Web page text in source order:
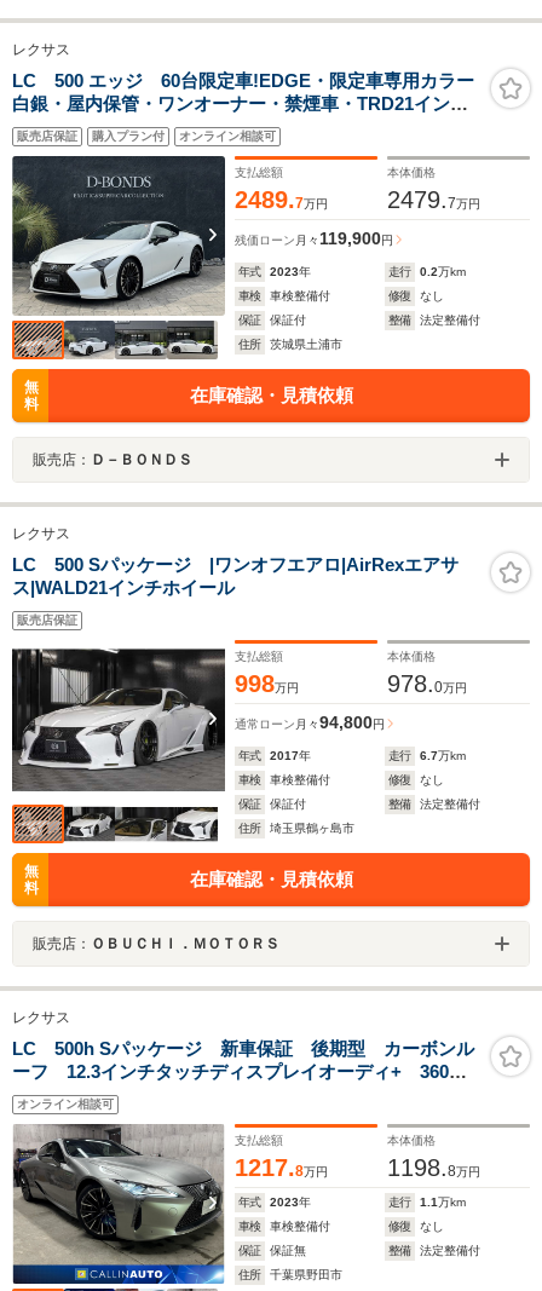
レクサス
LC 500 エッジ 60台限定車!EDGE・限定車専用カラー
白銀・屋内保管・ワンオーナー・禁煙車・TRD21インチ
ホイール・TRDフロントスポイラー・TRDサイドスカー
ト・TRDリヤディフューザー・ヘッドアップディスプレ
イ・ナビ・地デジ
販売店保証 購入プラン付 オンライン相談可
支払総額
2489.7万円
本体価格
2479.7万円
残価ローン 月々 119,900円
年式 2023年 走行 0.2万km
車検
車検整備付 修復
なし
保証
保証付 整備
法定整備付
住所
茨城県土浦市
無
料
在庫確認・見積依頼
販売店： Ｄ－ＢＯＮＤＳ
レクサス
LC 500 Sパッケージ |ワンオフエアロ|AirRexエアサ
ス|WALD21インチホイール
販売店保証
支払総額
998万円
本体価格
978.0万円
通常ローン 月々94,800円
年式 2017年 走行 6.7万km
車検
車検整備付 修復
なし
保証
保証付 整備
法定整備付
住所
埼玉県鶴ヶ島市
無
料
在庫確認・見積依頼
販売店： ＯＢＵＣＨＩ．ＭＯＴＯＲＳ
レクサス
LC 500h Sパッケージ 新車保証 後期型 カーボンル
ーフ 12.3インチタッチディスプレイオーディ+ 360度
カメラ 格納式アクティブリアスポイラー OP21インチ
AW HUD
オンライン相談可
支払総額
1217.8万円
本体価格
1198.8万円
年式 2023年 走行 1.1万km
車検
車検整備付 修復
なし
保証
保証無 整備
法定整備付
住所
千葉県野田市